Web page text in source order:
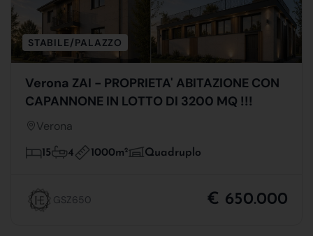
STABILE/PALAZZO
Verona ZAI - PROPRIETA' ABITAZIONE CON
CAPANNONE IN LOTTO DI 3200 MQ !!!
Verona
15 4 1000m2 Quadruplo
GSZ650 € 650.000